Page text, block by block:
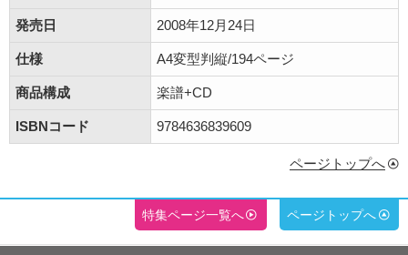
発売日 2008年12月24日
仕様 A4変型判縦/194ページ
商品構成 楽譜+CD
ISBNコード 9784636839609
ページトップへ
特集ページ一覧へ ページトップへ